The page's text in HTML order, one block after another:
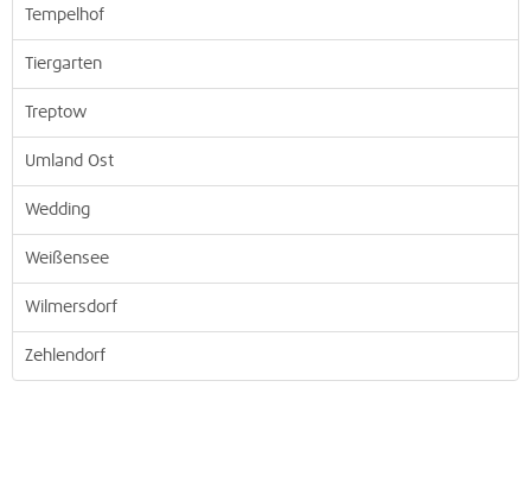
Tempelhof
Tiergarten
Treptow
Umland Ost
Wedding
Weißensee
Wilmersdorf
Zehlendorf